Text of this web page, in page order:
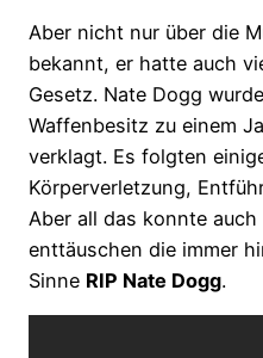
Aber nicht nur über die
bekannt, er hatte auch
Gesetz. Nate Dogg
Waffenbesitz zu einem
verklagt. Es folgten
Körperverletzung,
Aber all das konnte
enttäuschen die immer
Sinne RIP Nate Dogg.